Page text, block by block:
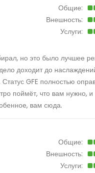
Общие:
Внешность:
Услуги:
но это было
доходит до
GFE полностью
поймёт, что вам нужно,
вам сюда.
Общие:
Внешность:
Услуги: